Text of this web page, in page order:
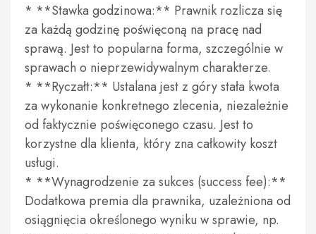
* **Stawka godzinowa:** Prawnik rozlicza się
za każdą godzinę poświęconą na pracę nad
sprawą. Jest to popularna forma, szczególnie w
sprawach o nieprzewidywalnym charakterze.
* **Ryczałt:** Ustalana jest z góry stała kwota
za wykonanie konkretnego zlecenia, niezależnie
od faktycznie poświęconego czasu. Jest to
korzystne dla klienta, który zna całkowity koszt
usługi.
* **Wynagrodzenie za sukces (success fee):**
Dodatkowa premia dla prawnika, uzależniona od
osiągnięcia określonego wyniku w sprawie, np.